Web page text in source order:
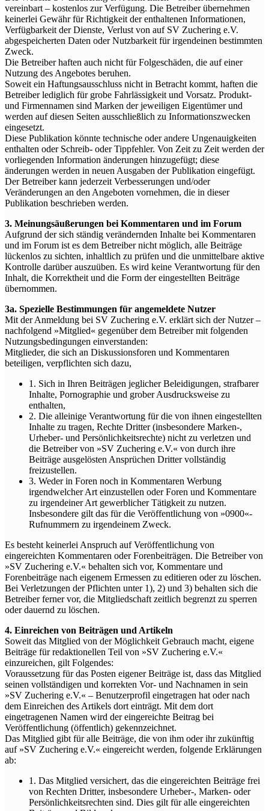
vereinbart – kostenlos zur Verfügung. Die Betreiber übernehmen
keinerlei Gewähr für Richtigkeit der enthaltenen Informationen,
Verfügbarkeit der Dienste, Verlust von auf SV Zuchering e.V.
abgespeicherten Daten oder Nutzbarkeit für irgendeinen bestimmten
Zweck.
Die Betreiber haften auch nicht für Folgeschäden, die auf einer
Nutzung des Angebotes beruhen.
Soweit ein Haftungsausschluss nicht in Betracht kommt, haften die
Betreiber lediglich für grobe Fahrlässigkeit und Vorsatz. Produkt-
und Firmennamen sind Marken der jeweiligen Eigentümer und
werden auf diesen Seiten ausschließlich zu Informationszwecken
eingesetzt.
Diese Publikation könnte technische oder andere Ungenauigkeiten
enthalten oder Schreib- oder Tippfehler. Von Zeit zu Zeit werden der
vorliegenden Information änderungen hinzugefügt; diese
änderungen werden in neuen Ausgaben der Publikation eingefügt.
Der Betreiber kann jederzeit Verbesserungen und/oder
Veränderungen an den Angeboten vornehmen, die in dieser
Publikation beschrieben werden.
3. Meinungsäußerungen bei Kommentaren und im Forum
Aufgrund der sich ständig verändernden Inhalte bei Kommentaren
und im Forum ist es dem Betreiber nicht möglich, alle Beiträge
lückenlos zu sichten, inhaltlich zu prüfen und die unmittelbare aktive
Kontrolle darüber auszuüben. Es wird keine Verantwortung für den
Inhalt, die Korrektheit und die Form der eingestellten Beiträge
übernommen.
3a. Spezielle Bestimmungen für angemeldete Nutzer
Mit der Anmeldung bei SV Zuchering e.V. erklärt sich der Nutzer –
nachfolgend »Mitglied« gegenüber dem Betreiber mit folgenden
Nutzungsbedingungen einverstanden:
Mitglieder, die sich an Diskussionsforen und Kommentaren
beteiligen, verpflichten sich dazu,
1. Sich in Ihren Beiträgen jeglicher Beleidigungen, strafbarer
Inhalte, Pornographie und grober Ausdrucksweise zu
enthalten,
2. Die alleinige Verantwortung für die von ihnen eingestellten
Inhalte zu tragen, Rechte Dritter (insbesondere Marken-,
Urheber- und Persönlichkeitsrechte) nicht zu verletzen und
die Betreiber von »SV Zuchering e.V.« von durch ihre
Beiträge ausgelösten Ansprüchen Dritter vollständig
freizustellen.
3. Weder in Foren noch in Kommentaren Werbung
irgendwelcher Art einzustellen oder Foren und Kommentare
zu irgendeiner Art gewerblicher Tätigkeit zu nutzen.
Insbesondere gilt das für die Veröffentlichung von »0900«-
Rufnummern zu irgendeinem Zweck.
Es besteht keinerlei Anspruch auf Veröffentlichung von
eingereichten Kommentaren oder Forenbeiträgen. Die Betreiber von
»SV Zuchering e.V.« behalten sich vor, Kommentare und
Forenbeiträge nach eigenem Ermessen zu editieren oder zu löschen.
Bei Verletzungen der Pflichten unter 1), 2) und 3) behalten sich die
Betreiber ferner vor, die Mitgliedschaft zeitlich begrenzt zu sperren
oder dauernd zu löschen.
4. Einreichen von Beiträgen und Artikeln
Soweit das Mitglied von der Möglichkeit Gebrauch macht, eigene
Beiträge für redaktionellen Teil von »SV Zuchering e.V.«
einzureichen, gilt Folgendes:
Voraussetzung für das Posten eigener Beiträge ist, dass das Mitglied
seinen vollständigen und korrekten Vor- und Nachnamen in sein
»SV Zuchering e.V.« – Benutzerprofil eingetragen hat oder nach
dem Einreichen des Artikels dort einträgt. Mit dem dort
eingetragenen Namen wird der eingereichte Beitrag bei
Veröffentlichung (öffentlich) gekennzeichnet.
Das Mitglied gibt für alle Beiträge, die von ihm oder ihr zukünftig
auf »SV Zuchering e.V.« eingereicht werden, folgende Erklärungen
ab:
1. Das Mitglied versichert, das die eingereichten Beiträge frei
von Rechten Dritter, insbesondere Urheber-, Marken- oder
Persönlichkeitsrechten sind. Dies gilt für alle eingereichten